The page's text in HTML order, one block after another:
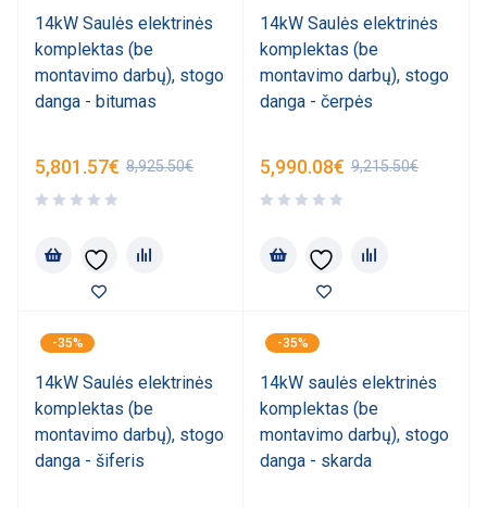
14kW Saulės elektrinės
komplektas (be
montavimo darbų), stogo
danga - bitumas
8,925.50€
5,801.57€
14kW Saulės elektrinės
komplektas (be
montavimo darbų), stogo
danga - čerpės
9,215.50€
5,990.08€
-35%
14kW Saulės elektrinės
komplektas (be
montavimo darbų), stogo
danga - šiferis
-35%
14kW saulės elektrinės
komplektas (be
montavimo darbų), stogo
danga - skarda